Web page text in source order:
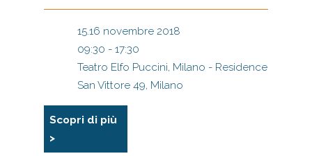
15.16 novembre 2018
09:30 - 17:30
Teatro Elfo Puccini, Milano - Residence
San Vittore 49, Milano
Scopri di più
>